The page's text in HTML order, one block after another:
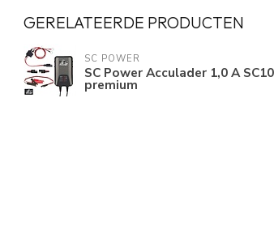
GERELATEERDE PRODUCTEN
SC POWER
SC Power Acculader 1,0 A
premium